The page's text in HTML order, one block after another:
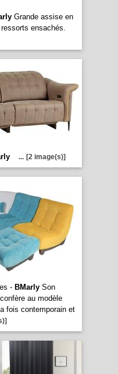
Grande assise en
ensachés.
... [2 image(s)]
- BMarlySon
au modèle
fois contemporain et